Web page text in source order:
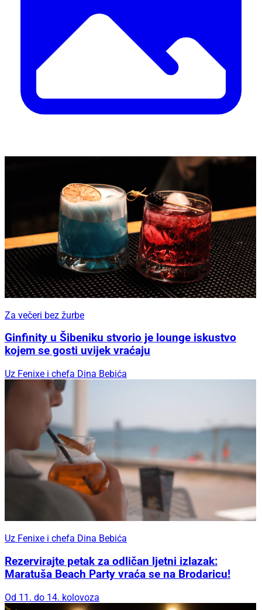
Za večeri bez žurbe
Ginfinity u Šibeniku stvorio je lounge iskustvo
kojem se gosti uvijek vraćaju
Uz Fenixe i chefa Dina Bebića
Uz Fenixe i chefa Dina Bebića
Rezervirajte petak za odličan ljetni izlazak:
Maratuša Beach Party vraća se na Brodaricu!
Od 11. do 14. kolovoza